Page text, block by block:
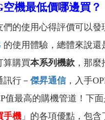
空機最低價哪邊買？
的使用心得評價可以發
的使用體驗，總體來說還
算購買本系列機款 ，那麼
行－ 傑昇通信，入手
值最高的購機管道！下
手機 」的各項優點，包含